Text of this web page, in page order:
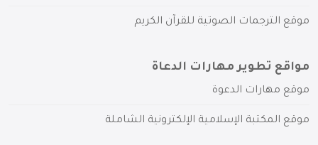
موقع الترجمات الصوتية للقرآن الكريم
مواقع تطوير مهارات الدعاة
موقع مهارات الدعوة
موقع المكتبة الإسلامية الإلكترونية الشاملة